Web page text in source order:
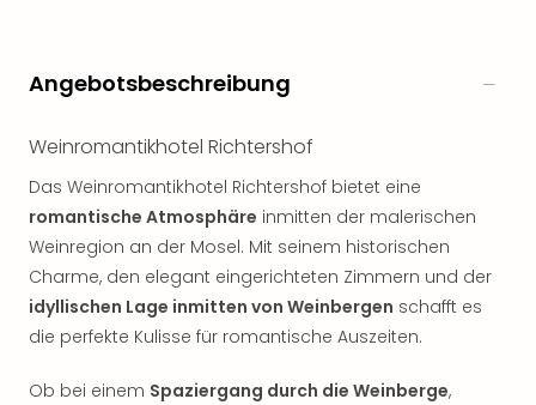
Angebotsbeschreibung
Weinromantikhotel Richtershof
Das Weinromantikhotel Richtershof bietet eine
romantische Atmosphäre inmitten der malerischen
Weinregion an der Mosel. Mit seinem historischen
Charme, den elegant eingerichteten Zimmern und der
idyllischen Lage inmitten von Weinbergen schafft es
die perfekte Kulisse für romantische Auszeiten.
Ob bei einem Spaziergang durch die Weinberge,